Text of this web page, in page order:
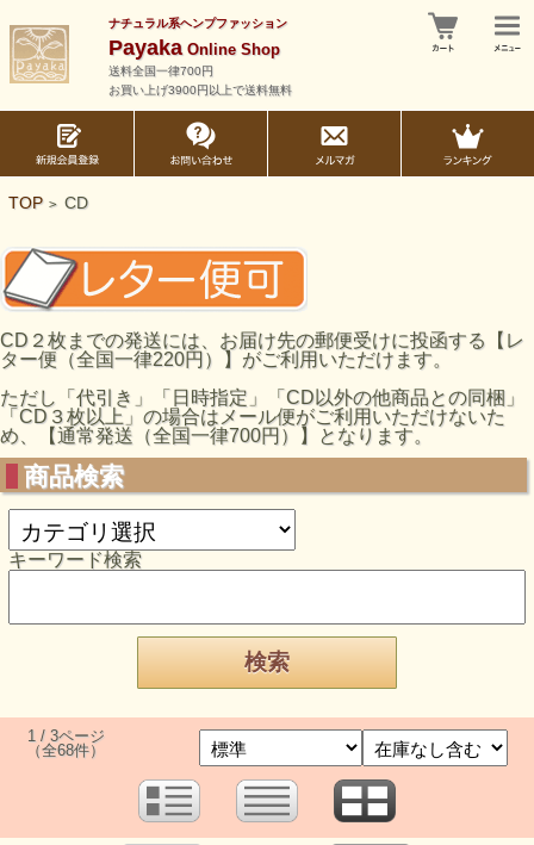
ナチュラル系ヘンプファッション
PayakaOnline Shop
送料全国一律700円
お買い上げ3900円以上で送料無料
TOP > CD
CD２枚までの発送には、お届け先の郵便受けに投函する【レ
ター便（全国一律220円）】がご利用いただけます。
ただし「代引き」「日時指定」「CD以外の他商品との同梱」
「CD３枚以上」の場合はメール便がご利用いただけないた
め、【通常発送（全国一律700円）】となります。
商品検索
キーワード検索
1 / 3ページ
（全68件）